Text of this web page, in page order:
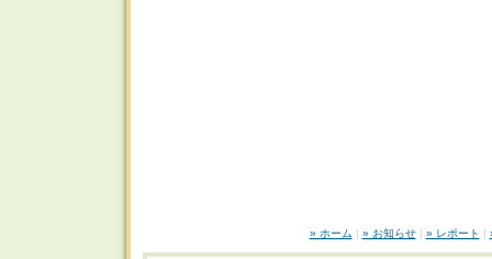
» ホーム | » お知らせ| » レポート |